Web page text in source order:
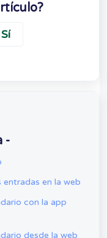
Sí
-
entradas en la web
con la app
desde la web